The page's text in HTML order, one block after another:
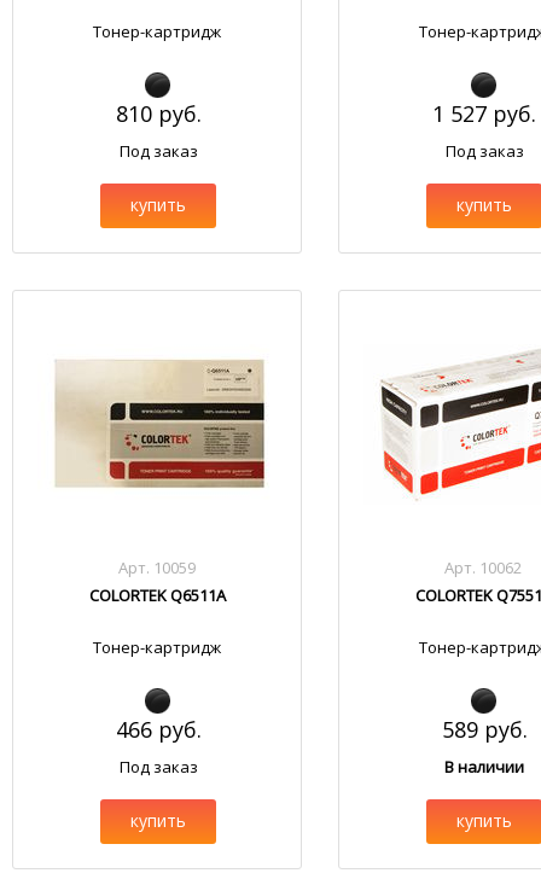
Тонер-картридж
810 руб.
Под заказ
купить
Тонер-
1 527 руб.
Под заказ
купить
Арт. 10059
COLORTEK Q6511A
Тонер-картридж
466 руб.
Под заказ
купить
Арт. 10062
COLORTEK
Тонер-
589 руб.
В наличии
купить